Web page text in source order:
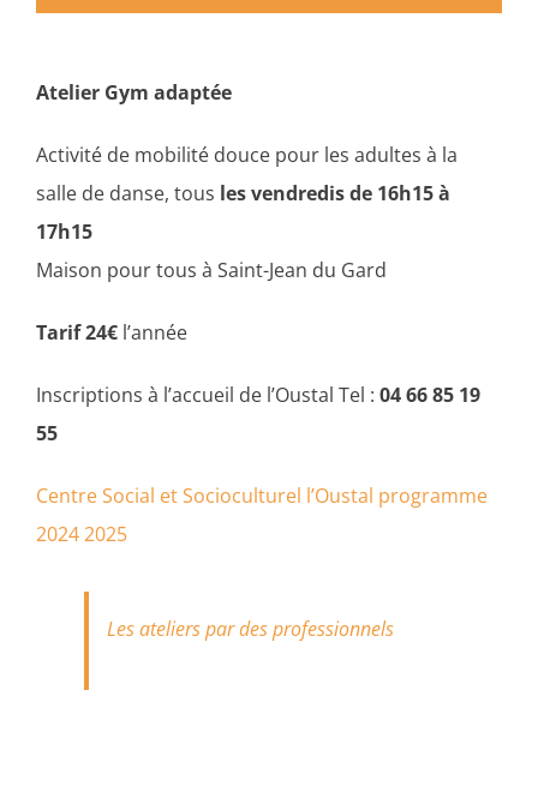
Atelier Gym adaptée
Activité de mobilité douce pour les adultes à la
salle de danse, tous les vendredis de 16h15 à
17h15
Maison pour tous à Saint-Jean du Gard
Tarif 24€ l’année
Inscriptions à l’accueil de l’Oustal Tel : 04 66 85 19
55
Centre Social et Socioculturel l’Oustal programme
2024 2025
Les ateliers par des professionnels